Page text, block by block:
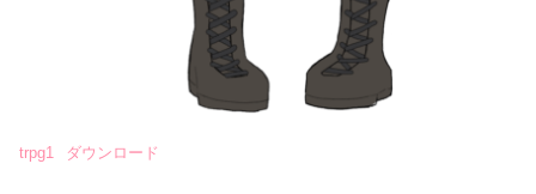
trpg1 ダウンロード